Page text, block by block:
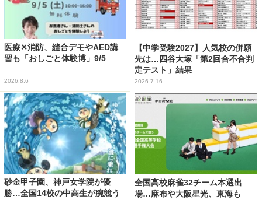
医療✕消防、縫合デモやAED講
習も「おしごと体験博」9/5
2026.8.6
【中学受験2027】人気校の併願
先は…四谷大塚「第2回合不合判
定テスト」結果
2026.7.16
砂金甲子園、神戸女学院が優
勝…全国14校の中高生が腕競う
全国高校麻雀32チーム本選出
場…麻布や大阪星光、東海も